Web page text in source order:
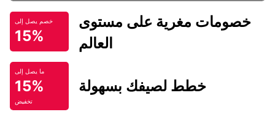
خصم يصل إلى
15%
خصومات مغرية على مستوى
العالم
ما يصل إلى
15%
تخفيض
خطط لصيفك بسهولة